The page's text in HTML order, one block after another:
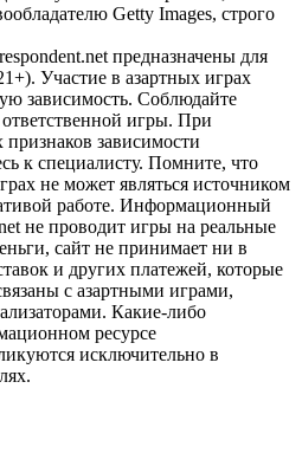
Getty Images, строго
предназначены для
Участие в азартных играх
зависимость. Соблюдайте
игры. При
зависимости
к специалисту. Помните, что
не может являться источником
работе. Информационный
не проводит игры на реальные
сайт не принимает ни в
и других платежей, которые
с азартными играми,
Какие-либо
ресурсе
исключительно в